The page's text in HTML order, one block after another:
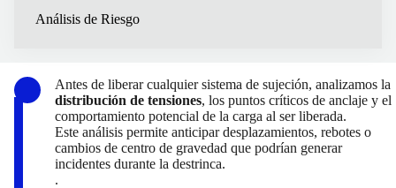
Análisis de Riesgo
Antes de liberar cualquier sistema de sujeción, analizamos la
distribución de tensiones, los puntos críticos de anclaje y el
comportamiento potencial de la carga al ser liberada.
Este análisis permite anticipar desplazamientos, rebotes o
cambios de centro de gravedad que podrían generar
incidentes durante la destrinca.
.